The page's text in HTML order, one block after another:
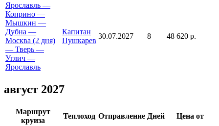
Ярославль —
Коприно —
Мышкин —
Дубна —
Москва (2 дня)
— Тверь —
Углич —
Ярославль
Капитан
Пушкарев
30.07.2027 8 48 620 р.
август 2027
Маршрут
круиза
Теплоход Отправление Дней
Цена от